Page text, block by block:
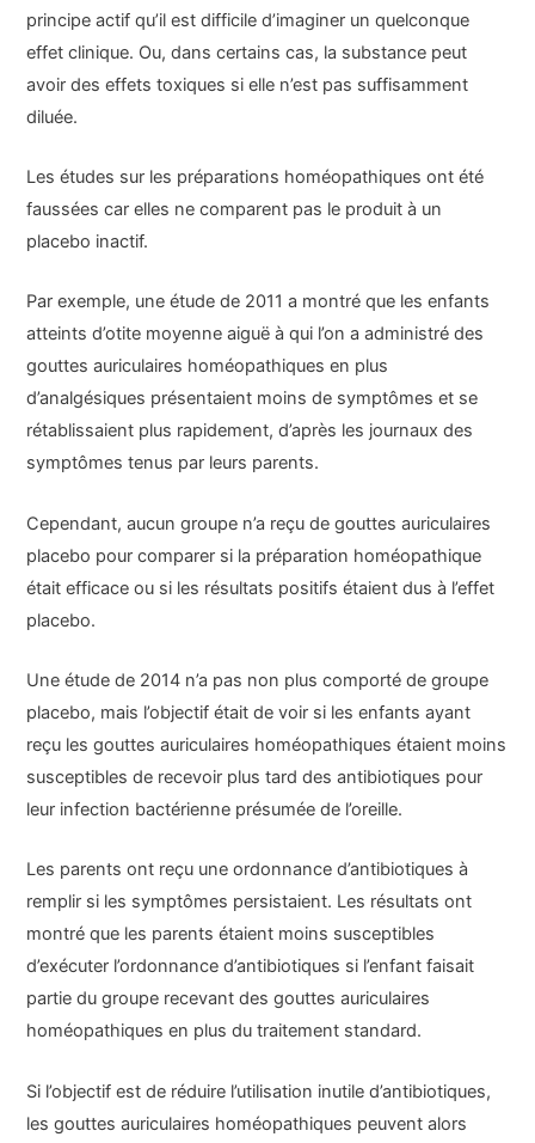
principe actif qu’il est difficile d’imaginer un quelconque
effet clinique. Ou, dans certains cas, la substance peut
avoir des effets toxiques si elle n’est pas suffisamment
diluée.
Les études sur les préparations homéopathiques ont été
faussées car elles ne comparent pas le produit à un
placebo inactif.
Par exemple, une étude de 2011 a montré que les enfants
atteints d’otite moyenne aiguë à qui l’on a administré des
gouttes auriculaires homéopathiques en plus
d’analgésiques présentaient moins de symptômes et se
rétablissaient plus rapidement, d’après les journaux des
symptômes tenus par leurs parents.
Cependant, aucun groupe n’a reçu de gouttes auriculaires
placebo pour comparer si la préparation homéopathique
était efficace ou si les résultats positifs étaient dus à l’effet
placebo.
Une étude de 2014 n’a pas non plus comporté de groupe
placebo, mais l’objectif était de voir si les enfants ayant
reçu les gouttes auriculaires homéopathiques étaient moins
susceptibles de recevoir plus tard des antibiotiques pour
leur infection bactérienne présumée de l’oreille.
Les parents ont reçu une ordonnance d’antibiotiques à
remplir si les symptômes persistaient. Les résultats ont
montré que les parents étaient moins susceptibles
d’exécuter l’ordonnance d’antibiotiques si l’enfant faisait
partie du groupe recevant des gouttes auriculaires
homéopathiques en plus du traitement standard.
Si l’objectif est de réduire l’utilisation inutile d’antibiotiques,
les gouttes auriculaires homéopathiques peuvent alors